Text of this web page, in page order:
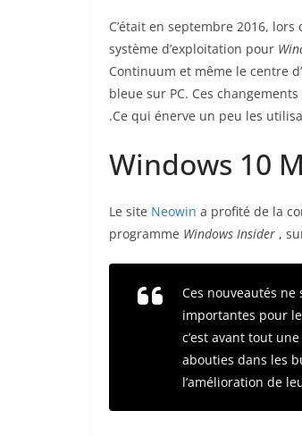
C’était en septembre 2016, lors
système d’exploitation pour
Continuum et même le centre
bleue sur PC. Ces
.Ce qui énerve un peu les
Windows 10
Le site Neowin a profité de la
programme Windows Insider ,
Ces nouveautés
importantes pour
c’est avant tout
abouties dans les
l’amélioration de